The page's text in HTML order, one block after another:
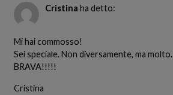
Cristina ha detto:
Mi hai commosso!
Sei speciale. Non diversamente, ma molto.
BRAVA!!!!!
Cristina